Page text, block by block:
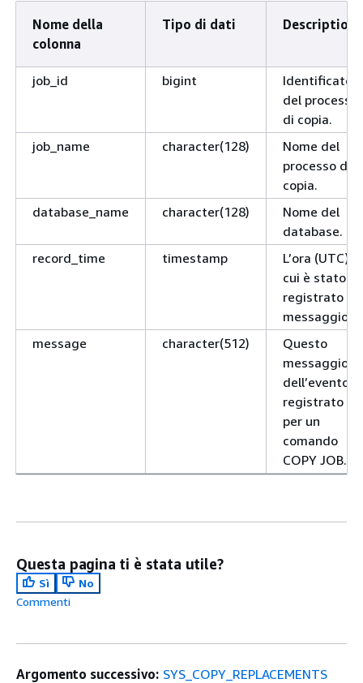
Nome della
colonna
Tipo di dati Description
job_id bigint
del processo
di copia.
job_name
character(128)
Nome del
processo di
copia.
database_name
character(128)
Nome del
database.
record_time
timestamp
L’ora (UTC) in
cui è stato
registrato il
messaggio.
message
character(512)
Questo
messaggio
dell’evento
registrato
per un
comando
COPY JOB.
Questa pagina ti è stata utile?
Sì
No
Commenti
Argomento successivo: SYS_COPY_REPLACEMENTS